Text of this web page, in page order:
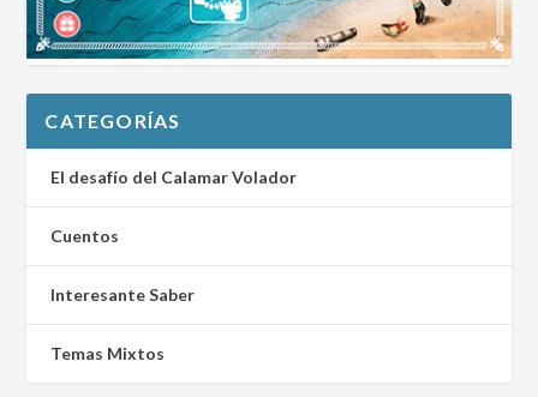
CATEGORÍAS
El desafío del Calamar Volador
Cuentos
Interesante Saber
Temas Mixtos